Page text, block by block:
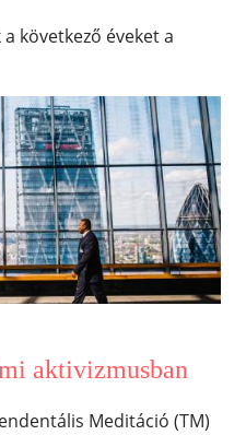
következő éveket a
aktivizmusban
Meditáció (TM)